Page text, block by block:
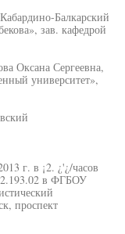
Балкарский
зав. кафедрой
Оксана Сергеевна,
университет»,
г. в ¡2. ¿'¿/часов
в ФГБОУ
проспект